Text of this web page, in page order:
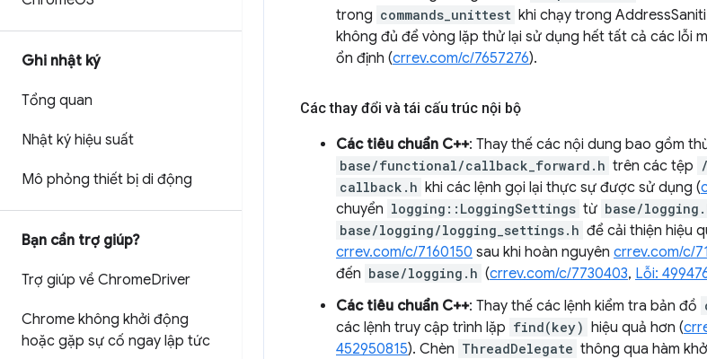
Ghi nhật ký
Tổng quan
Nhật ký hiệu suất
Mô phỏng thiết bị di động
Bạn cần trợ giúp?
Trợ giúp về ChromeDriver
Chrome không khởi động
hoặc gặp sự cố ngay lập tức
trong commands_unittest khi chạy trong
không đủ để vòng lặp thử lại sử dụng hết tất cả các lỗi
ổn định (crrev.com/c/7657276).
Các thay đổi và tái cấu trúc nội bộ
Các tiêu chuẩn C++: Thay thế các nội dung bao gồm
base/functional/callback_forward.h trên các tệp
callback.h khi các lệnh gọi lại thực sự được sử dụng (
chuyển logging::LoggingSettings từ base/
base/logging/logging_settings.h để cải thiện hiệu
crrev.com/c/7160150 sau khi hoàn nguyên crrev.com/c/
đến base/logging.h (crrev.com/c/7730403, Lỗi:
Các tiêu chuẩn C++: Thay thế các lệnh kiểm tra bản đồ
các lệnh truy cập trình lặp find(key) hiệu quả hơn (
452950815). Chèn ThreadDelegate thông qua hàm